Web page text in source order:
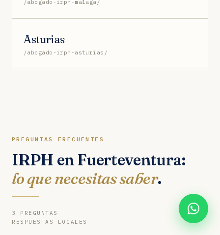
/abogado-irph-malaga/
Asturias
/abogado-irph-asturias/
PREGUNTAS FRECUENTES
IRPH en Fuerteventura:
lo que necesitas saber.
3 PREGUNTAS
RESPUESTAS LOCALES